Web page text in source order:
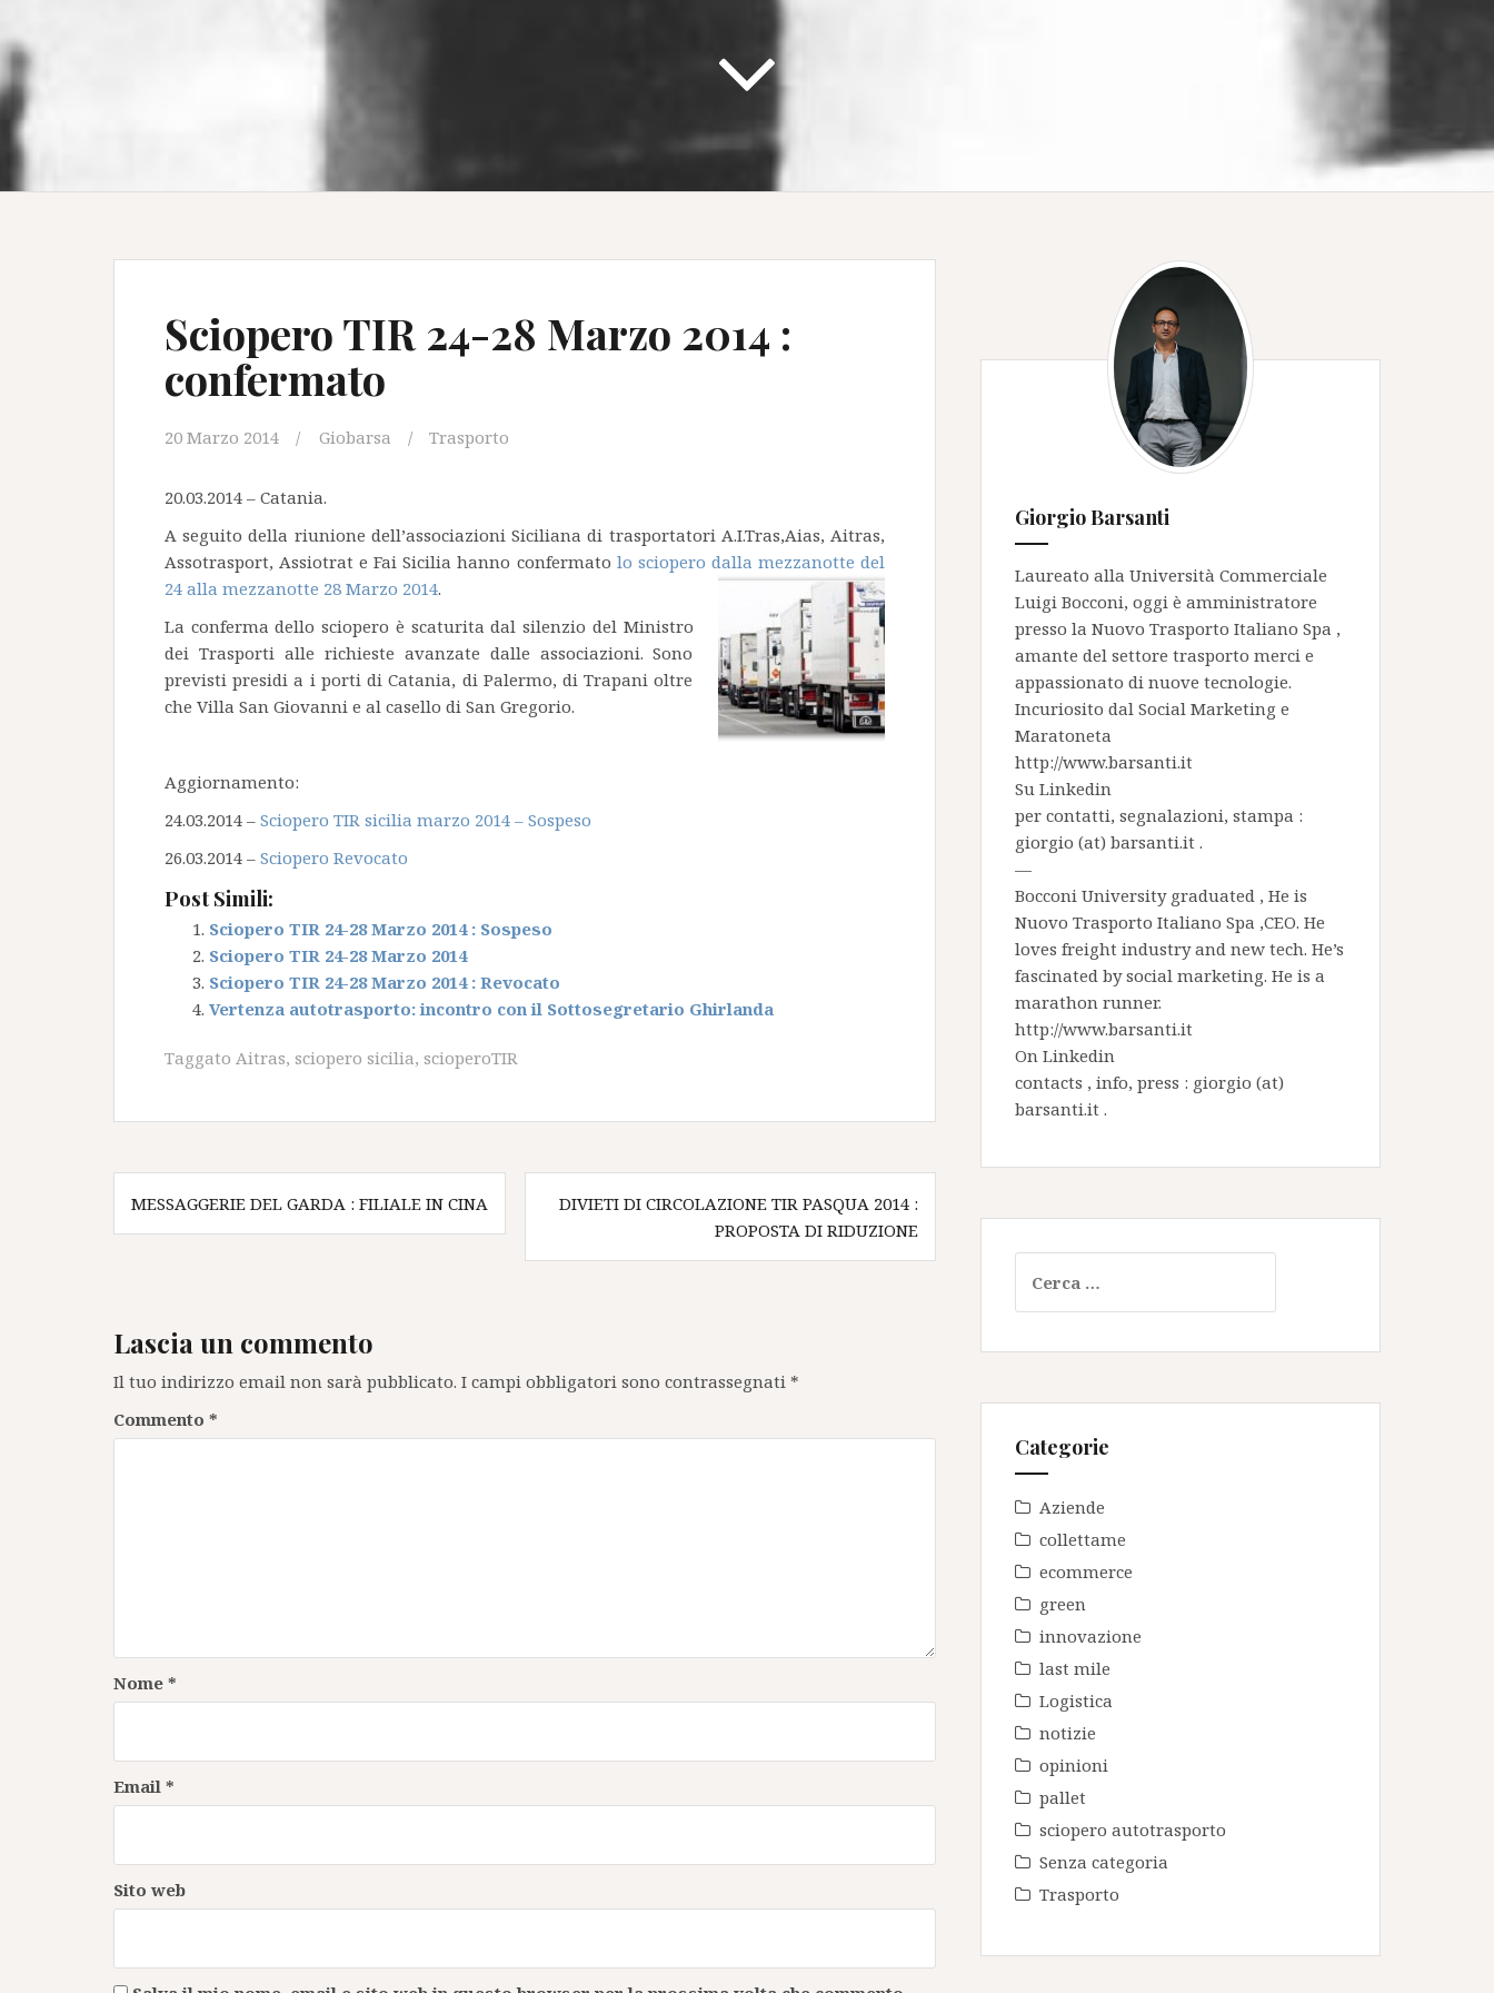
Sciopero TIR 24-28 Marzo 2014 :
confermato
20 Marzo 2014 Giobarsa Trasporto
20.03.2014 – Catania.
A seguito della riunione dell’associazioni Siciliana di trasportatori A.I.Tras,Aias, Aitras,
Assotrasport, Assiotrat e Fai Sicilia hanno confermato lo sciopero dalla mezzanotte del
24 alla mezzanotte 28 Marzo 2014.
La conferma dello sciopero è scaturita dal silenzio del Ministro
dei Trasporti alle richieste avanzate dalle associazioni. Sono
previsti presidi a i porti di Catania, di Palermo, di Trapani oltre
che Villa San Giovanni e al casello di San Gregorio.
Aggiornamento:
24.03.2014 – Sciopero TIR sicilia marzo 2014 – Sospeso
26.03.2014 – Sciopero Revocato
Post Simili:
Sciopero TIR 24-28 Marzo 2014 : Sospeso
Sciopero TIR 24-28 Marzo 2014
Sciopero TIR 24-28 Marzo 2014 : Revocato
Vertenza autotrasporto: incontro con il Sottosegretario Ghirlanda
Taggato Aitras, sciopero sicilia, scioperoTIR
Navigazione
articoli
MESSAGGERIE DEL GARDA : FILIALE IN CINA
DIVIETI DI CIRCOLAZIONE TIR PASQUA 2014 :
PROPOSTA DI RIDUZIONE
Lascia un commento
Il tuo indirizzo email non sarà pubblicato. I campi obbligatori sono contrassegnati *
Commento *
Nome *
Email *
Sito web
Giorgio Barsanti
Laureato alla Università Commerciale
Luigi Bocconi, oggi è amministratore
presso la Nuovo Trasporto Italiano Spa ,
amante del settore trasporto merci e
appassionato di nuove tecnologie.
Incuriosito dal Social Marketing e
Maratoneta
http://www.barsanti.it
Su Linkedin
per contatti, segnalazioni, stampa :
giorgio (at) barsanti.it .
—
Bocconi University graduated , He is
Nuovo Trasporto Italiano Spa ,CEO. He
loves freight industry and new tech. He’s
fascinated by social marketing. He is a
marathon runner.
http://www.barsanti.it
On Linkedin
contacts , info, press : giorgio (at)
barsanti.it .
per:
Categorie
Aziende
collettame
ecommerce
green
innovazione
last mile
Logistica
notizie
opinioni
pallet
sciopero autotrasporto
Senza categoria
Trasporto